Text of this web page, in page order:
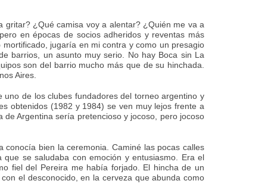
gritar? ¿Qué camisa voy a alentar? ¿Quién me va a
en épocas de socios adheridos y reventas más
jugaría en mi contra y como un presagio
barrios, un asunto muy serio. No hay Boca sin La
son del barrio mucho más que de su hinchada.
Aires.
de los clubes fundadores del torneo argentino y
obtenidos (1982 y 1984) se ven muy lejos frente a
Argentina sería pretencioso y jocoso, pero jocoso
bien la ceremonia. Caminé las pocas calles
se saludaba con emoción y entusiasmo. Era el
fiel del Pereira me había forjado. El hincha de un
el desconocido, en la cerveza que abunda como